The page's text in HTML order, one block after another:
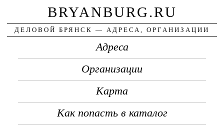
BRYANBURG.RU
ДЕЛОВОЙ БРЯНСК — АДРЕСА, ОРГАНИЗАЦИИ
Адреса
Организации
Карта
Как попасть в каталог